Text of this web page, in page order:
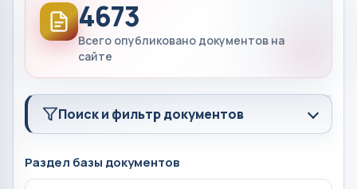
4673
Всего опубликовано документов на
сайте
Поиск и фильтр документов
Раздел базы документов